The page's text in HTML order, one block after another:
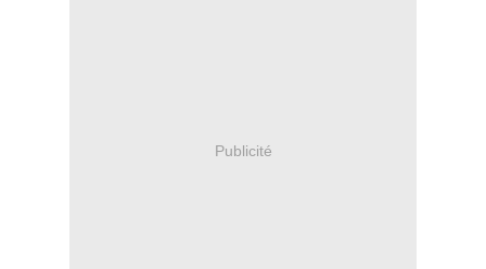
Publicité